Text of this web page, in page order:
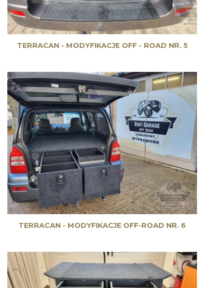
TERRACAN - MODYFIKACJE OFF - ROAD NR. 5
TERRACAN - MODYFIKACJE OFF-ROAD NR. 6